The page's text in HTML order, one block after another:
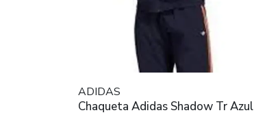
ADIDAS
Chaqueta Adidas Shadow Tr Azul